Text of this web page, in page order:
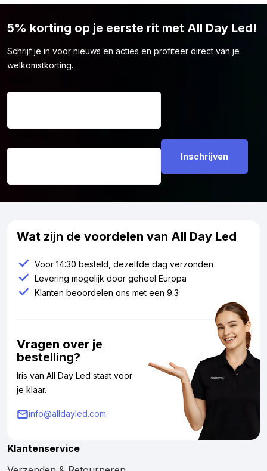
gebruikt. Je kunt deze BA15S LED lamp wel veilig gebruiken op
maximale uit de lamp, zonder dat het wettelijke problemen
5% korting op je eerste rit met All Day Led!
Schrijf je in voor nieuws en acties en profiteer direct van je
welkomstkorting.
Wat zijn de voordelen van All Day Led
Voor 14:30 besteld, dezelfde dag verzonden
Levering mogelijk door geheel Europa
Klanten beoordelen ons met een 9.3
Vragen over je
bestelling?
Iris van All Day Led staat voor
je klaar.
info@alldayled.com
Klantenservice